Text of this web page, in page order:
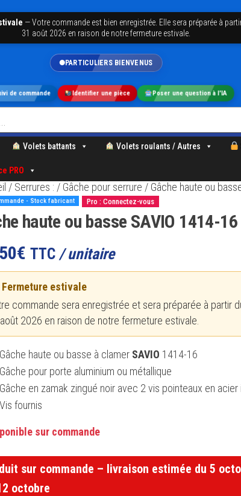
de commande Identifier une pièce Poser une question à l'IA
—Votre commande est bien enregistrée. Elle sera préparée à
31 août 2026 en raison de notre fermeture estivale.
Volets battants Volets roulants / Autres
PRO
/ Serrures : / Gâche pour serrure / Gâche haute ou
- Stock fabricant Pro : Connectez-vous
haute ou basse SAVIO 1414-16
€ TTC / unitaire
Fermeture estivale
commande sera enregistrée et sera préparée à partir
2026 en raison de notre fermeture estivale.
Gâche haute ou basse à clamer SAVIO 1414-16
Gâche pour porte aluminium ou métallique
Gâche en zamak zingué noir avec 2 vis pointeaux en acier
Vis fournis
sur commande
sur commande – livraison estimée du 5
octobre
PARTICULIERS BIENVENUS